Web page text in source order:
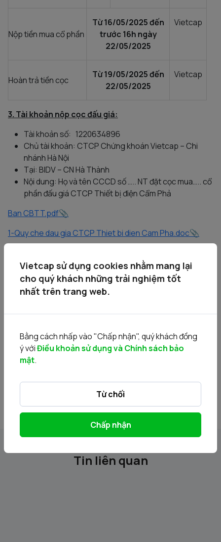
Nộp tiền mua cổ phần
Từ 16/05/2025 đến
trước 16h ngày
22/05/2025
Vietcap
Hoàn trả tiền cọc
Từ 19/05/2025 đến
22/05/2025
Vietcap
3. Tài khoản nộp cọc đấu giá:
Tài khoản số: 1220634896
Chủ tài khoản: CTCP Chứng khoán Vietcap – Chi
nhánh Hà Nội
Tại: BIDV – CN Hà Thành
Nội dung: Họ và tên CCCD số ….. NT đặt cọc mua….. cổ
phần đấu giá CTCP Thiết bị điện Cẩm Phả
Ban CBTT.pdf
1-Quy che dau gia CTCP Thiet bi dien Cam Pha.doc
3-QD 355 TKV.pdf
4-GDKDN TKV..pdf
6-GDKDN VEE.pdf
7-Dieu le.pdf
Tin liên quan
Vietcap sử dụng cookies nhằm mang lại
cho quý khách những trải nghiệm tốt
nhất trên trang web.
Bằng cách nhấp vào "Chấp nhận", quý khách đồng
ý vớiĐiều khoản sử dụng và Chính sách bảo
mật.
Từ chối
Chấp nhận